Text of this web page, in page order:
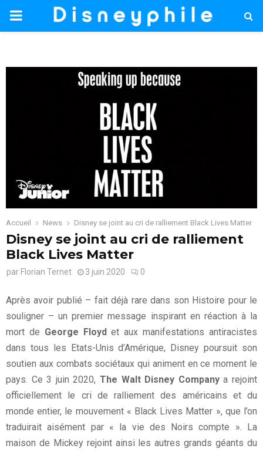
PRIMARY
Accueil News Disney se joint au cri de ralliement Black Lives Matter
Disney se joint au cri de ralliement
Black Lives Matter
par Florian Ternet 3 juin 2020 0
Après avoir publié – fait déjà rare dans son Histoire pour le
souligner – un premier message inspirant en réaction à la
mort de George Floydet aux manifestations antiracistes
dans tous les Etats-Unis d’Amérique, Disney poursuit son
soutien aux combats sociétaux qui animent en ce moment le
pays. Ce 3 juin 2020, The Walt Disney Companya rejoint
officiellement le cri de ralliement des américains et du
monde entier, le mouvement « Black Lives Matter », que l’on
traduirait aisément par « la vie des Noirs compte ». La
maison de Mickey rejoint ainsi les autres grands géants du